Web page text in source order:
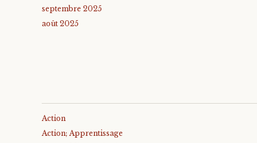
septembre 2025
août 2025
Action
Action; Apprentissage